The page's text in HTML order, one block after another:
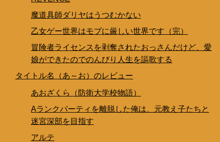
魔道具師ダリヤはうつむかない
乙女ゲー世界はモブに厳しい世界です（完）
冒険者ライセンスを剥奪されたおっさんだけど、愛
娘ができたのでのんびり人生を謳歌する
タイトル名（あ～お）のレビュー
あおざくら（防衛大学校物語）
Aランクパーティを離脱した俺は、元教え子たちと
迷宮深部を目指す
アルテ